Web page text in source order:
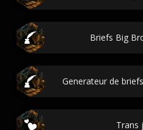
Briefs Big
Generateur de
Trans